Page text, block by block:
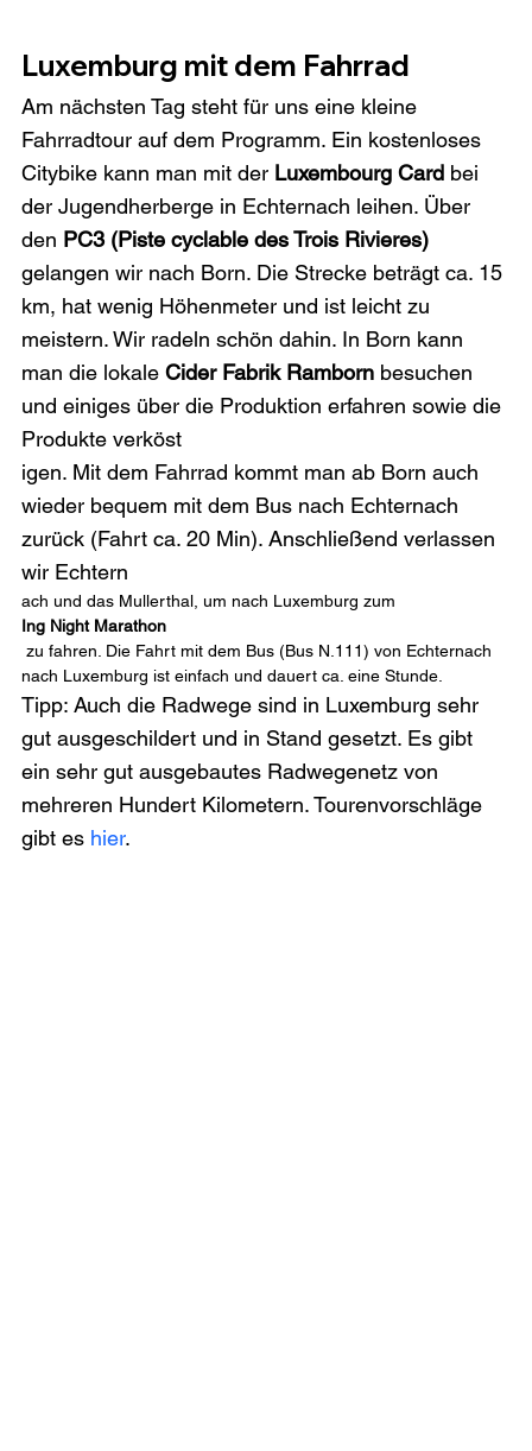
Luxemburg mit dem Fahrrad
Am nächsten Tag steht für uns eine kleine
Fahrradtour auf dem Programm. Ein kostenloses
Citybike kann man mit der Luxembourg Card bei
der Jugendherberge in Echternach leihen. Über
den PC3 (Piste cyclable des Trois Rivieres)
gelangen wir nach Born. Die Strecke beträgt ca. 15
km, hat wenig Höhenmeter und ist leicht zu
meistern. Wir radeln schön dahin. In Born kann
man die lokale Cider Fabrik Ramborn besuchen
und einiges über die Produktion erfahren sowie die
Produkte verköst
igen. Mit dem Fahrrad kommt man ab Born auch
wieder bequem mit dem Bus nach Echternach
zurück (Fahrt ca. 20 Min). Anschließend verlassen
wir Echtern
ach und das Mullerthal, um nach Luxemburg zum
Ing Night Marathon
nach Luxemburg ist einfach und dauert ca. eine Stunde.
Tipp: Auch die Radwege sind in Luxemburg sehr
gut ausgeschildert und in Stand gesetzt. Es gibt
ein sehr gut ausgebautes Radwegenetz von
mehreren Hundert Kilometern. Tourenvorschläge
gibt es hier.